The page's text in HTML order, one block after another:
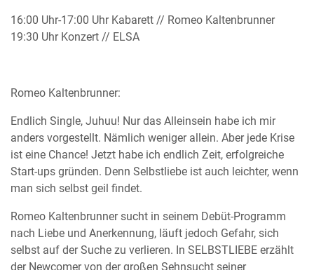
16:00 Uhr-17:00 Uhr Kabarett // Romeo Kaltenbrunner
19:30 Uhr Konzert // ELSA
Romeo Kaltenbrunner:
Endlich Single, Juhuu! Nur das Alleinsein habe ich mir
anders vorgestellt. Nämlich weniger allein. Aber jede Krise
ist eine Chance! Jetzt habe ich endlich Zeit, erfolgreiche
Start-ups gründen. Denn Selbstliebe ist auch leichter, wenn
man sich selbst geil findet.
Romeo Kaltenbrunner sucht in seinem Debüt-Programm
nach Liebe und Anerkennung, läuft jedoch Gefahr, sich
selbst auf der Suche zu verlieren. In SELBSTLIEBE erzählt
der Newcomer von der großen Sehnsucht seiner